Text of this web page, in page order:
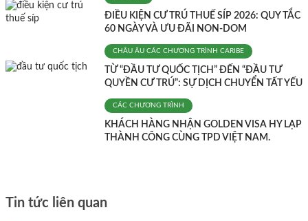
ĐIỀU KIỆN CƯ TRÚ THUẾ SÍP 2026: QUY TẮC
60 NGÀY VÀ ƯU ĐÃI NON-DOM
CHÂU ÂU CÁC CHƯƠNG TRÌNH CARIBE
TỪ “ĐẦU TƯ QUỐC TỊCH” ĐẾN “ĐẦU TƯ
QUYỀN CƯ TRÚ”: SỰ DỊCH CHUYỂN TẤT YẾU
CÁC CHƯƠNG TRÌNH
KHÁCH HÀNG NHẬN GOLDEN VISA HY LẠP
THÀNH CÔNG CÙNG TPD VIỆT NAM.
Tin tức liên quan